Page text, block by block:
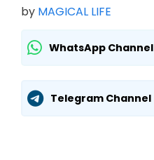
by MAGICAL LIFE
WhatsApp Channel
Telegram Channel